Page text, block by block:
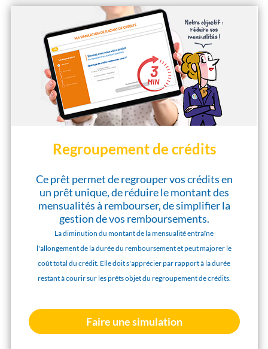
Regroupement de crédits
Ce prêt permet de regrouper vos crédits en
un prêt unique, de réduire le montant des
mensualités à rembourser, de simplifier la
gestion de vos remboursements.
La diminution du montant de la mensualité entraîne
l'allongement de la durée du remboursement et peut majorer le
coût total du crédit. Elle doit s'apprécier par rapport à la durée
restant à courir sur les prêts objet du regroupement de crédits.
Faire une simulation